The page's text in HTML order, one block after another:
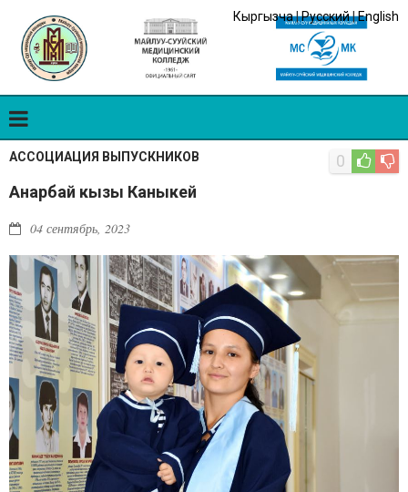
Кыргызча|Русский|English
АССОЦИАЦИЯ ВЫПУСКНИКОВ
Анарбай кызы Каныкей
04 сентябрь, 2023
0